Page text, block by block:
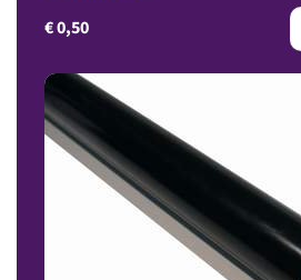
€0,50